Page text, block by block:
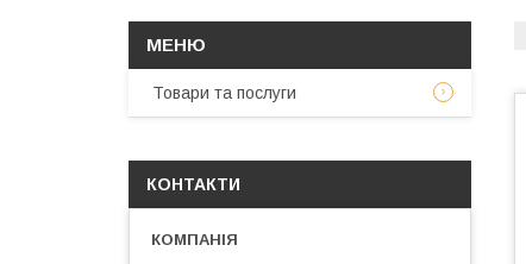
Товари та послуги
КОНТАКТИ